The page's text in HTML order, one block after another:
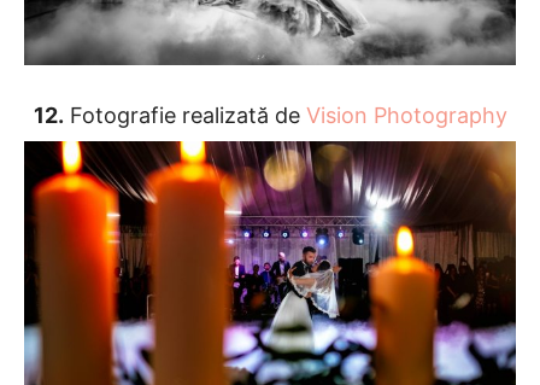
12. Fotografie realizată de Vision Photography